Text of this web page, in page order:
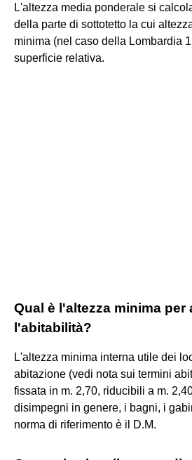
L'altezza media ponderale si
della parte di sottotetto la cui
minima (nel caso della Lombardia
superficie relativa.
Qual è l'altezza minima per
l'abitabilità?
L'altezza minima interna utile dei
abitazione (vedi nota sui termini
fissata in m. 2,70, riducibili a m.
disimpegni in genere, i bagni, i
norma di riferimento è il D.M.